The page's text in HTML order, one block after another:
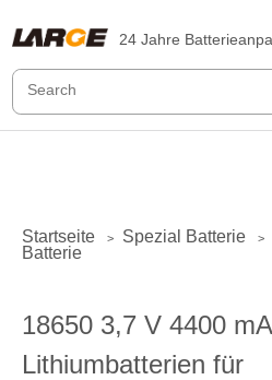
24 Jahre
Startseite > Spezial Batterie >
Batterie
18650 3,7 V 4400
Lithiumbatterien für